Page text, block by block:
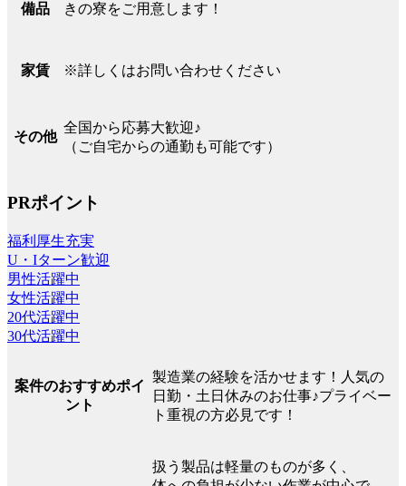
備品
きの寮をご用意します！
家賃 ※詳しくはお問い合わせください
その他
全国から応募大歓迎♪
（ご自宅からの通勤も可能です）
PRポイント
福利厚生充実
U・Iターン歓迎
男性活躍中
女性活躍中
20代活躍中
30代活躍中
案件のおすすめポイ
ント
製造業の経験を活かせます！人気の
日勤・土日休みのお仕事♪プライベー
ト重視の方必見です！
扱う製品は軽量のものが多く、